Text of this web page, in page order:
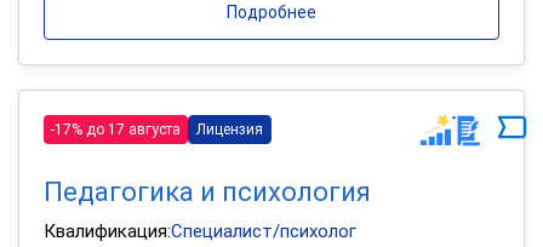
Подробнее
-17% до 17 августа Лицензия
Педагогика и психология
Квалификация:Специалист/психолог